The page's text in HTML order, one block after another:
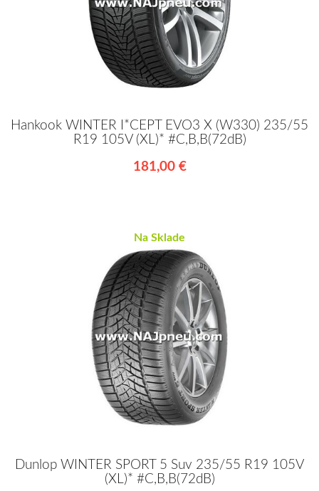
Hankook WINTER I*CEPT EVO3 X (W330) 235/55
R19 105V (XL)* #C,B,B(72dB)
181,00 €
Na Sklade
Dunlop WINTER SPORT 5 Suv 235/55 R19 105V
(XL)* #C,B,B(72dB)